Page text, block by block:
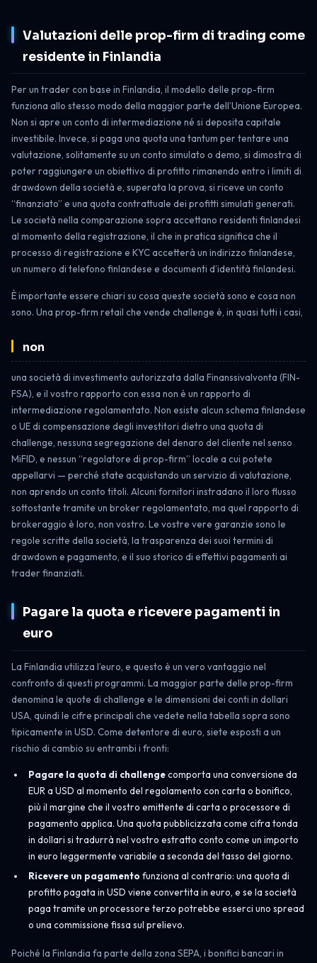
Valutazioni delle prop-firm di trading come
residente in Finlandia
Per un trader con base in Finlandia, il modello delle prop-firm
funziona allo stesso modo della maggior parte dell’Unione Europea.
Non si apre un conto di intermediazione né si deposita capitale
investibile. Invece, si paga una quota una tantum per tentare una
valutazione, solitamente su un conto simulato o demo, si dimostra di
poter raggiungere un obiettivo di profitto rimanendo entro i limiti di
drawdown della società e, superata la prova, si riceve un conto
“finanziato” e una quota contrattuale dei profitti simulati generati.
Le società nella comparazione sopra accettano residenti finlandesi
al momento della registrazione, il che in pratica significa che il
processo di registrazione e KYC accetterà un indirizzo finlandese,
un numero di telefono finlandese e documenti d’identità finlandesi.
È importante essere chiari su cosa queste società sono e cosa non
sono. Una prop-firm retail che vende challenge è, in quasi tutti i casi,
non
una società di investimento autorizzata dalla Finanssivalvonta (FIN-
FSA), e il vostro rapporto con essa non è un rapporto di
intermediazione regolamentato. Non esiste alcun schema finlandese
o UE di compensazione degli investitori dietro una quota di
challenge, nessuna segregazione del denaro del cliente nel senso
MiFID, e nessun “regolatore di prop-firm” locale a cui potete
appellarvi — perché state acquistando un servizio di valutazione,
non aprendo un conto titoli. Alcuni fornitori instradano il loro flusso
sottostante tramite un broker regolamentato, ma quel rapporto di
brokeraggio è loro, non vostro. Le vostre vere garanzie sono le
regole scritte della società, la trasparenza dei suoi termini di
drawdown e pagamento, e il suo storico di effettivi pagamenti ai
trader finanziati.
Pagare la quota e ricevere pagamenti in
euro
La Finlandia utilizza l’euro, e questo è un vero vantaggio nel
confronto di questi programmi. La maggior parte delle prop-firm
denomina le quote di challenge e le dimensioni dei conti in dollari
USA, quindi le cifre principali che vedete nella tabella sopra sono
tipicamente in USD. Come detentore di euro, siete esposti a un
rischio di cambio su entrambi i fronti:
Pagare la quota di challengecomporta una conversione da
EUR a USD al momento del regolamento con carta o bonifico,
più il margine che il vostro emittente di carta o processore di
pagamento applica. Una quota pubblicizzata come cifra tonda
in dollari si tradurrà nel vostro estratto conto come un importo
in euro leggermente variabile a seconda del tasso del giorno.
Ricevere un pagamento funziona al contrario: una quota di
profitto pagata in USD viene convertita in euro, e se la società
paga tramite un processore terzo potrebbe esserci uno spread
o una commissione fissa sul prelievo.
Poiché la Finlandia fa parte della zona SEPA, i bonifici bancari in